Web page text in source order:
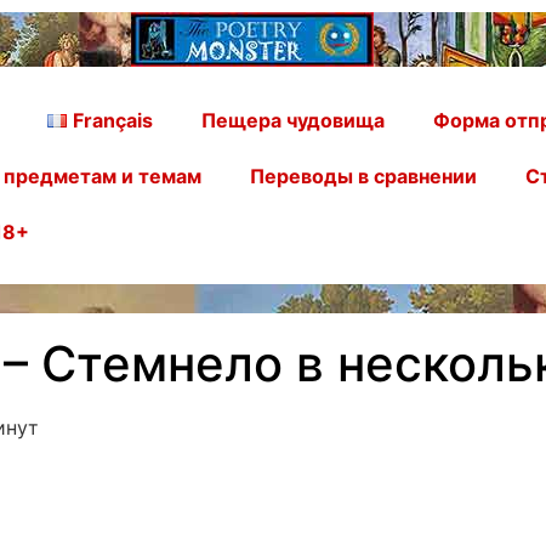
Français Пещера чудовища Форма
предметам и темам Переводы в сравнении
Стемнело в